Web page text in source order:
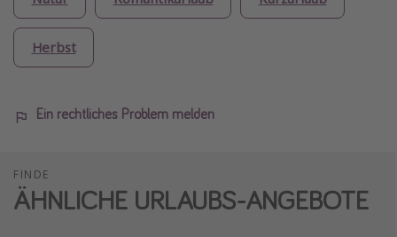
Herbst
Ein rechtliches Problem melden
FINDE
ÄHNLICHE URLAUBS-ANGEBOTE